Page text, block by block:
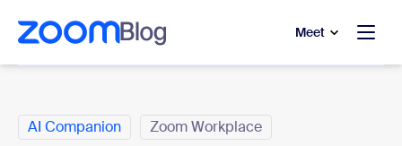
principal
chat de ajuda
Meet
AI Companion Zoom Workplace